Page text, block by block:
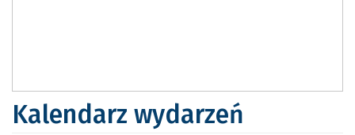
Kalendarz wydarzeń